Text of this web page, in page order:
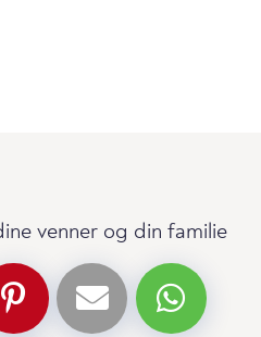
venner og din familie